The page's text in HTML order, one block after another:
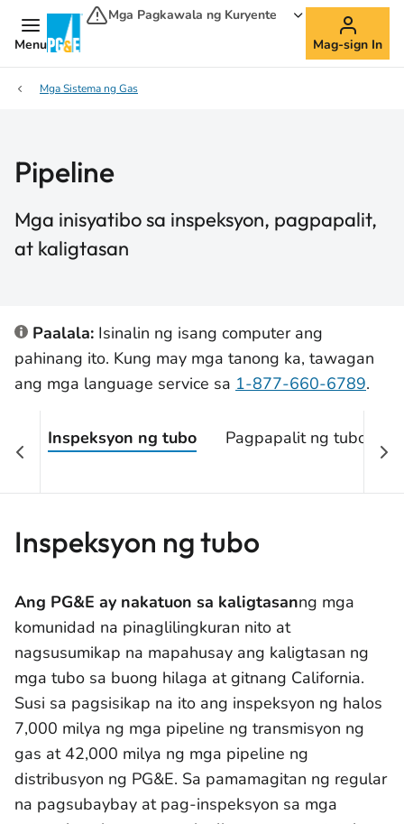
Menu
Mga Pagkawala ng Kuryente
Mag-sign In
Mga Sistema ng Gas
Pipeline
Mga inisyatibo sa inspeksyon, pagpapalit,
at kaligtasan
Paalala: Isinalin ng isang computer ang
pahinang ito. Kung may mga tanong ka, tawagan
ang mga language service sa 1-877-660-6789.
Inspeksyon ng tubo Pagpapalit ng tubo
Inspeksyon ng tubo
Ang PG&E ay nakatuon sa kaligtasanng mga
komunidad na pinaglilingkuran nito at
nagsusumikap na mapahusay ang kaligtasan ng
mga tubo sa buong hilaga at gitnang California.
Susi sa pagsisikap na ito ang inspeksyon ng halos
7,000 milya ng mga pipeline ng transmisyon ng
gas at 42,000 milya ng mga pipeline ng
distribusyon ng PG&E. Sa pamamagitan ng regular
na pagsubaybay at pag-inspeksyon sa mga